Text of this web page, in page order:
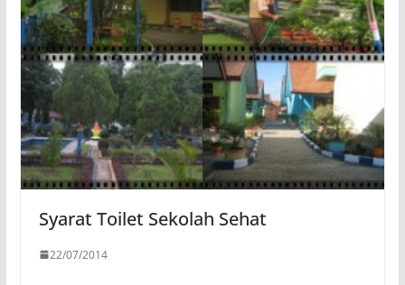
Syarat Toilet Sekolah Sehat
22/07/2014